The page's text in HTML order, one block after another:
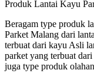
Produk Lantai Kayu
Beragam type produk
Parket Malang dari
terbuat dari kayu Asli
parket yang terbuat
juga type produk